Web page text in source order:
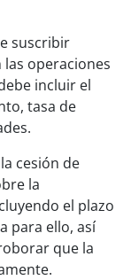
suscribir
operaciones
incluir el
tasa de
cesión de
la
el plazo
para ello, así
que la